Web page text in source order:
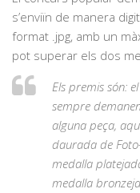
s’enviïn de manera
format .jpg, amb un
pot superar els dos
Els premis són:
sempre
alguna peça,
daurada de
medalla
medalla